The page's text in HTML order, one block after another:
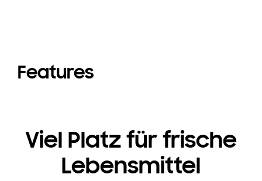
Features
Viel Platz für frische
Lebensmittel